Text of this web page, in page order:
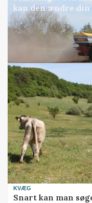
kan den ændre
KVÆG
Snart kan man